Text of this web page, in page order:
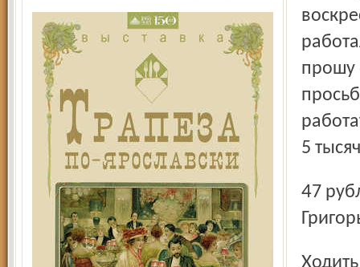
прошу
5 тысяч
47 рублей за работу в Михайловском отделении, за
Ходить по инстанциям и писать жалобы у Яны физически